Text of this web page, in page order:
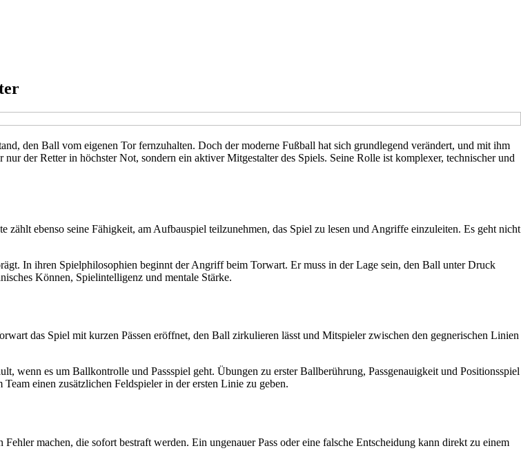
den Ball vom eigenen Tor fernzuhalten. Doch der moderne Fußball hat sich grundlegend verändert, und mit ihm
der Retter in höchster Not, sondern ein aktiver Mitgestalter des Spiels. Seine Rolle ist komplexer, technischer und
ebenso seine Fähigkeit, am Aufbauspiel teilzunehmen, das Spiel zu lesen und Angriffe einzuleiten. Es geht nicht
In ihren Spielphilosophien beginnt der Angriff beim Torwart. Er muss in der Lage sein, den Ball unter Druck
Können, Spielintelligenz und mentale Stärke.
das Spiel mit kurzen Pässen eröffnet, den Ball zirkulieren lässt und Mitspieler zwischen den gegnerischen Linien
wenn es um Ballkontrolle und Passspiel geht. Übungen zu erster Ballberührung, Passgenauigkeit und Positionsspiel
einen zusätzlichen Feldspieler in der ersten Linie zu geben.
machen, die sofort bestraft werden. Ein ungenauer Pass oder eine falsche Entscheidung kann direkt zu einem